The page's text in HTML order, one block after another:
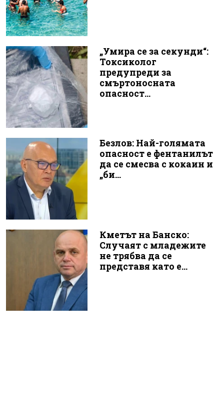
„Умира се за секунди“:
Токсиколог
предупреди за
смъртоносната
опасност...
Безлов: Най-голямата
опасност е фентанилът
да се смесва с кокаин и
„би...
Кметът на Банско:
Случаят с младежите
не трябва да се
представя като е...